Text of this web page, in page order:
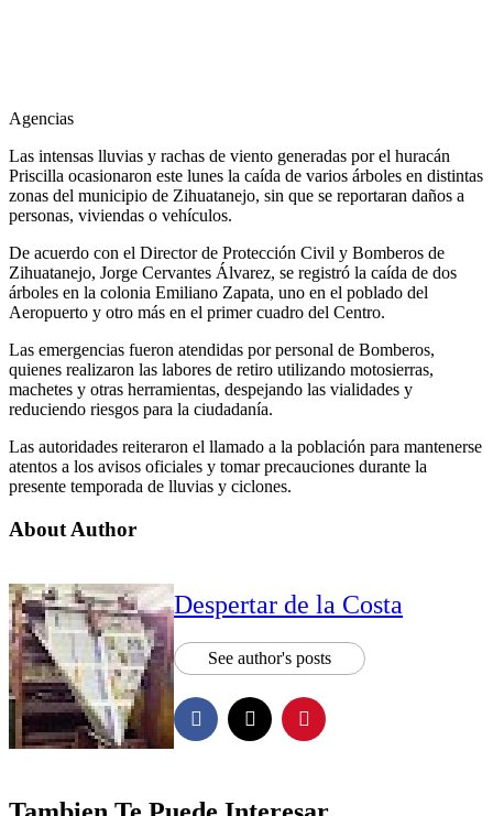
Agencias
Las intensas lluvias y rachas de viento generadas por el huracán
Priscilla ocasionaron este lunes la caída de varios árboles en distintas
zonas del municipio de Zihuatanejo, sin que se reportaran daños a
personas, viviendas o vehículos.
De acuerdo con el Director de Protección Civil y Bomberos de
Zihuatanejo, Jorge Cervantes Álvarez, se registró la caída de dos
árboles en la colonia Emiliano Zapata, uno en el poblado del
Aeropuerto y otro más en el primer cuadro del Centro.
Las emergencias fueron atendidas por personal de Bomberos,
quienes realizaron las labores de retiro utilizando motosierras,
machetes y otras herramientas, despejando las vialidades y
reduciendo riesgos para la ciudadanía.
Las autoridades reiteraron el llamado a la población para mantenerse
atentos a los avisos oficiales y tomar precauciones durante la
presente temporada de lluvias y ciclones.
About Author
Despertar de la Costa
See author's posts